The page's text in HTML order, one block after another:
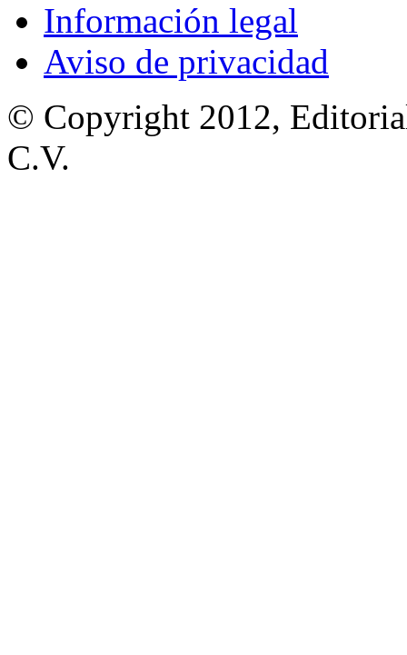
Información legal
Aviso de privacidad
© Copyright 2012,
C.V.